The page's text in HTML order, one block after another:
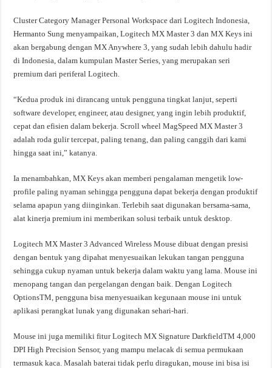
Cluster Category Manager Personal Workspace dari Logitech Indonesia,
Hermanto Sung menyampaikan, Logitech MX Master 3 dan MX Keys ini
akan bergabung dengan MX Anywhere 3, yang sudah lebih dahulu hadir
di Indonesia, dalam kumpulan Master Series, yang merupakan seri
premium dari periferal Logitech.
“Kedua produk ini dirancang untuk pengguna tingkat lanjut, seperti
software developer, engineer, atau designer, yang ingin lebih produktif,
cepat dan efisien dalam bekerja. Scroll wheel MagSpeed MX Master 3
adalah roda gulir tercepat, paling tenang, dan paling canggih dari kami
hingga saat ini,” katanya.
Ia menambahkan, MX Keys akan memberi pengalaman mengetik low-
profile paling nyaman sehingga pengguna dapat bekerja dengan produktif
selama apapun yang diinginkan. Terlebih saat digunakan bersama-sama,
alat kinerja premium ini memberikan solusi terbaik untuk desktop.
Logitech MX Master 3 Advanced Wireless Mouse dibuat dengan presisi
dengan bentuk yang dipahat menyesuaikan lekukan tangan pengguna
sehingga cukup nyaman untuk bekerja dalam waktu yang lama. Mouse ini
menopang tangan dan pergelangan dengan baik. Dengan Logitech
OptionsTM, pengguna bisa menyesuaikan kegunaan mouse ini untuk
aplikasi perangkat lunak yang digunakan sehari-hari.
Mouse ini juga memiliki fitur Logitech MX Signature DarkfieldTM 4,000
DPI High Precision Sensor, yang mampu melacak di semua permukaan
termasuk kaca. Masalah baterai tidak perlu diragukan, mouse ini bisa isi